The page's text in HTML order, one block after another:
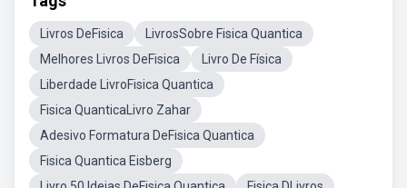
Livros DeFisica
LivrosSobre Fisica Quantica
Melhores Livros DeFisica
Livro De Física
Liberdade LivroFisica Quantica
Fisica QuanticaLivro Zahar
Adesivo Formatura DeFisica Quantica
Fisica Quantica Eisberg